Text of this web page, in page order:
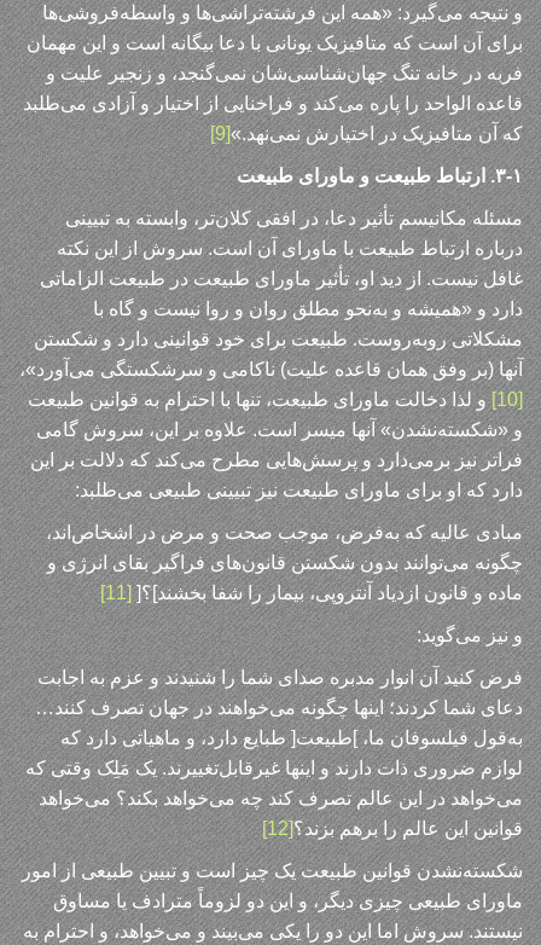
و نتیجه می‌گیرد: «همه این فرشته‌تراشی‌ها و واسطه‌فروشی‌ها
برای آن است که متافیزیک یونانی با دعا بیگانه است و این مهمان
فربه در خانه تنگ جهان‌شناسی‌شان نمی‌گنجد، و زنجیر علیت و
قاعده الواحد را پاره می‌کند و فراخنایی از اختیار و آزادی می‌طلبد
که آن متافیزیک در اختیارش نمی‌نهد.»[9]
۳-۱. ارتباط طبیعت و ماورای طبیعت
مسئله مکانیسم تأثیر دعا، در افقی کلان‌تر، وابسته به تبیینی
درباره ارتباط طبیعت با ماورای آن است. سروش از این نکته
غافل نیست. از دید او، تأثیر ماورای طبیعت در طبیعت الزاماتی
دارد و «همیشه و به‌نحو مطلق روان و روا نیست و گاه با
مشکلاتی روبه‌روست. طبیعت برای خود قوانینی دارد و شکستن
آنها (بر وفق همان قاعده علیت) ناکامی و سرشکستگی می‌آورد»،
[10]
و لذا دخالت ماورای طبیعت، تنها با احترام به قوانین طبیعت
و «شکسته‌نشدن» آنها میسر است. علاوه بر این، سروش گامی
فراتر نیز برمی‌دارد و پرسش‌هایی مطرح می‌کند که دلالت بر این
دارد که او برای ماورای طبیعت نیز تبیینی طبیعی می‌طلبد:
مبادی عالیه که به‌فرض، موجب صحت و مرض در اشخاص‌اند،
چگونه می‌توانند بدون شکستن قانون‌های فراگیر بقای انرژی و
ماده و قانون ازدیاد آنتروپی، بیمار را شفا بخشند]؟[[11]
و نیز می‌گوید:
فرض کنید آن انوار مدبره صدای شما را شنیدند و عزم به اجابت
دعای شما کردند؛ اینها چگونه می‌خواهند در جهان تصرف کنند…
به‌قول فیلسوفان ما، ]طبیعت[ طبایع دارد، و ماهیاتی دارد که
لوازم ضروری ذات دارند و اینها غیرقابل‌تغییرند. یک مَلِک وقتی که
می‌خواهد در این عالم تصرف کند چه می‌خواهد بکند؟ می‌خواهد
قوانین این عالم را برهم بزند؟[12]
شکسته‌نشدن قوانین طبیعت یک چیز است و تبیین طبیعی از امور
ماورای طبیعی چیزی دیگر، و این دو لزوماً مترادف یا مساوق
نیستند. سروش اما این دو را یکی می‌بیند و می‌خواهد، و احترام به